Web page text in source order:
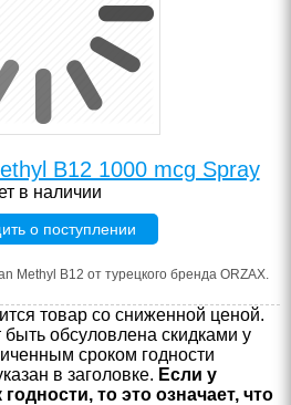
B12 1000 mcg Spray
в наличии
о поступлении
Methyl B12 от турецкого бренда ORZAX.
товар со сниженной ценой.
обсуловлена скидками у
сроком годности
в заголовке. Если у
то это означает, что